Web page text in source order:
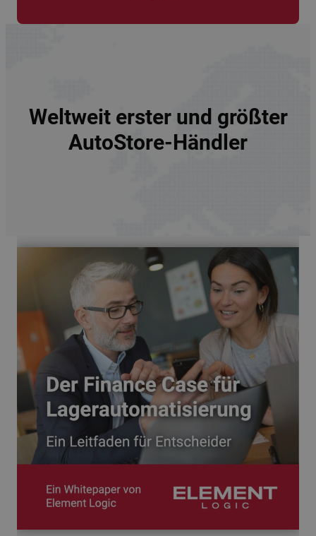
Weltweit erster und größter
AutoStore-Händler